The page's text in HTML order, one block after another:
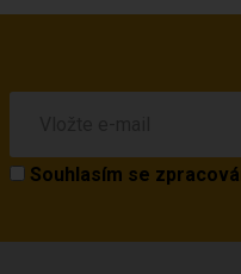
Souhlasím se